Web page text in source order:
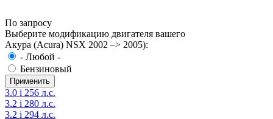
По запросу
Выберите модификацию двигателя вашего
Акура (Acura) NSX 2002 –> 2005):
- Любой -
Бензиновый
3.0 i 256 л.с.
3.2 i 280 л.с.
3.2 i 294 л.с.